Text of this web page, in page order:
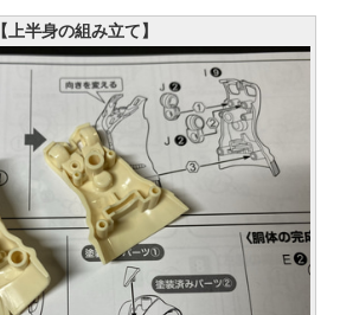
【上半身の組み立て】